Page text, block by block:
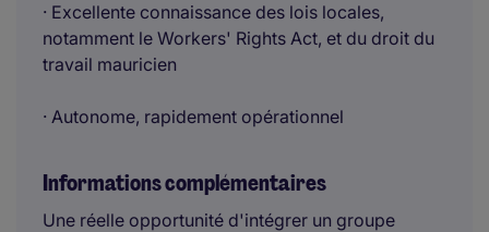
· Excellente connaissance des lois locales,
notamment le Workers' Rights Act, et du droit du
travail mauricien
· Autonome, rapidement opérationnel
Informations complémentaires
Une réelle opportunité d'intégrer un groupe